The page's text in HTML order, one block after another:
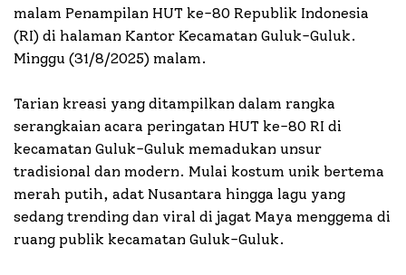
malam Penampilan HUT ke-80 Republik Indonesia
(RI) di halaman Kantor Kecamatan Guluk-Guluk.
Minggu (31/8/2025) malam.
Tarian kreasi yang ditampilkan dalam rangka
serangkaian acara peringatan HUT ke-80 RI di
kecamatan Guluk-Guluk memadukan unsur
tradisional dan modern. Mulai kostum unik bertema
merah putih, adat Nusantara hingga lagu yang
sedang trending dan viral di jagat Maya menggema di
ruang publik kecamatan Guluk-Guluk.